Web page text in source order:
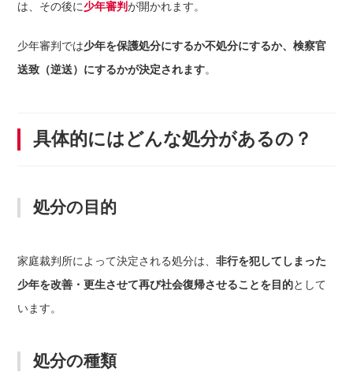
は、その後に少年審判が開かれます。
少年審判では少年を保護処分にするか不処分にするか、検察官
送致（逆送）にするかが決定されます。
具体的にはどんな処分があるの？
処分の目的
家庭裁判所によって決定される処分は、非行を犯してしまった
少年を改善・更生させて再び社会復帰させることを目的として
います。
処分の種類